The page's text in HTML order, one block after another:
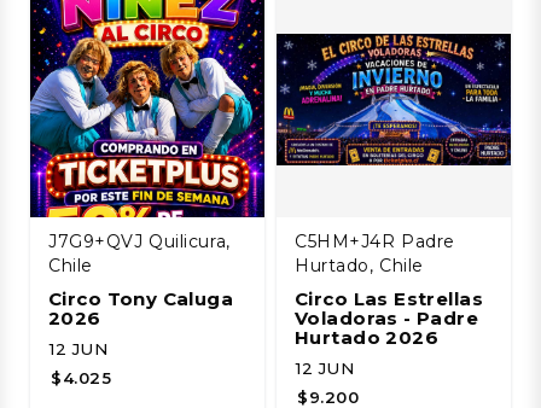
J7G9+QVJ Quilicura,
Chile
Circo Tony Caluga
2026
12 JUN
$4.025
C5HM+J4R Padre
Hurtado, Chile
Circo Las Estrellas
Voladoras - Padre
Hurtado 2026
12 JUN
$9.200